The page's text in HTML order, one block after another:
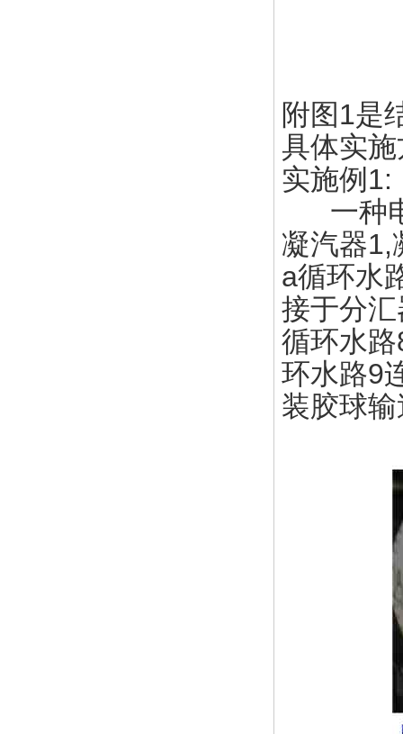
附图1是
具体实
实施例1:
一种电
凝汽器1,
a循环水
接于分
循环水
环水路9
装胶球